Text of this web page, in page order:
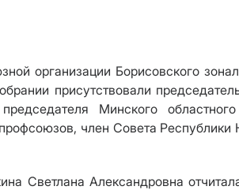
организации Борисовского
присутствовали
Минского
член Совета
Александровна